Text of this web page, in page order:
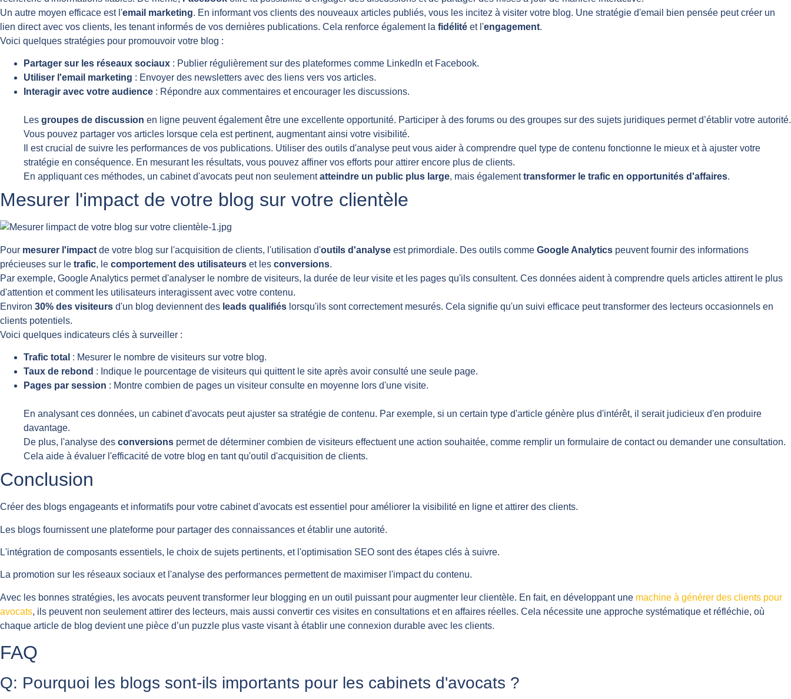
Un autre moyen efficace est l'email marketing. En informant vos clients des nouveaux articles publiés, vous les incitez à visiter votre blog. Une stratégie d'email bien pensée peut créer un
lien direct avec vos clients, les tenant informés de vos dernières publications. Cela renforce également la fidélité et l'engagement.
Voici quelques stratégies pour promouvoir votre blog :
Partager sur les réseaux sociaux : Publier régulièrement sur des plateformes comme LinkedIn et Facebook.
Utiliser l'email marketing : Envoyer des newsletters avec des liens vers vos articles.
Interagir avec votre audience : Répondre aux commentaires et encourager les discussions.
Les groupes de discussion en ligne peuvent également être une excellente opportunité. Participer à des forums ou des groupes sur des sujets juridiques permet d’établir votre autorité.
Vous pouvez partager vos articles lorsque cela est pertinent, augmentant ainsi votre visibilité.
Il est crucial de suivre les performances de vos publications. Utiliser des outils d'analyse peut vous aider à comprendre quel type de contenu fonctionne le mieux et à ajuster votre
stratégie en conséquence. En mesurant les résultats, vous pouvez affiner vos efforts pour attirer encore plus de clients.
En appliquant ces méthodes, un cabinet d'avocats peut non seulementatteindre un public plus large, mais égalementtransformer le trafic en opportunités d'affaires.
Mesurer l'impact de votre blog sur votre clientèle
Pour mesurer l'impact de votre blog sur l'acquisition de clients, l'utilisation d'outils d'analyse est primordiale. Des outils comme Google Analytics peuvent fournir des informations
précieuses sur le trafic, le comportement des utilisateurs et les conversions.
Par exemple, Google Analytics permet d'analyser le nombre de visiteurs, la durée de leur visite et les pages qu'ils consultent. Ces données aident à comprendre quels articles attirent le plus
d'attention et comment les utilisateurs interagissent avec votre contenu.
Environ 30% des visiteurs d'un blog deviennent des leads qualifiés lorsqu'ils sont correctement mesurés. Cela signifie qu'un suivi efficace peut transformer des lecteurs occasionnels en
clients potentiels.
Voici quelques indicateurs clés à surveiller :
Trafic total : Mesurer le nombre de visiteurs sur votre blog.
Taux de rebond : Indique le pourcentage de visiteurs qui quittent le site après avoir consulté une seule page.
Pages par session : Montre combien de pages un visiteur consulte en moyenne lors d'une visite.
En analysant ces données, un cabinet d'avocats peut ajuster sa stratégie de contenu. Par exemple, si un certain type d'article génère plus d'intérêt, il serait judicieux d'en produire
davantage.
De plus, l'analyse des conversions permet de déterminer combien de visiteurs effectuent une action souhaitée, comme remplir un formulaire de contact ou demander une consultation.
Cela aide à évaluer l'efficacité de votre blog en tant qu'outil d'acquisition de clients.
Conclusion
Créer des blogs engageants et informatifs pour votre cabinet d'avocats est essentiel pour améliorer la visibilité en ligne et attirer des clients.
Les blogs fournissent une plateforme pour partager des connaissances et établir une autorité.
L'intégration de composants essentiels, le choix de sujets pertinents, et l'optimisation SEO sont des étapes clés à suivre.
La promotion sur les réseaux sociaux et l'analyse des performances permettent de maximiser l'impact du contenu.
Avec les bonnes stratégies, les avocats peuvent transformer leur blogging en un outil puissant pour augmenter leur clientèle. En fait, en développant une machine à générer des clients pour
avocats, ils peuvent non seulement attirer des lecteurs, mais aussi convertir ces visites en consultations et en affaires réelles. Cela nécessite une approche systématique et réfléchie, où
chaque article de blog devient une pièce d’un puzzle plus vaste visant à établir une connexion durable avec les clients.
FAQ
Q: Pourquoi les blogs sont-ils importants pour les cabinets d'avocats ?